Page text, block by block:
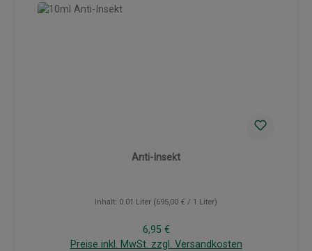
Anti-Insekt
Inhalt: 0.01 Liter (695,00 € / 1 Liter)
Regulärer Preis:
6,95 €
Preise inkl. MwSt. zzgl. Versandkosten